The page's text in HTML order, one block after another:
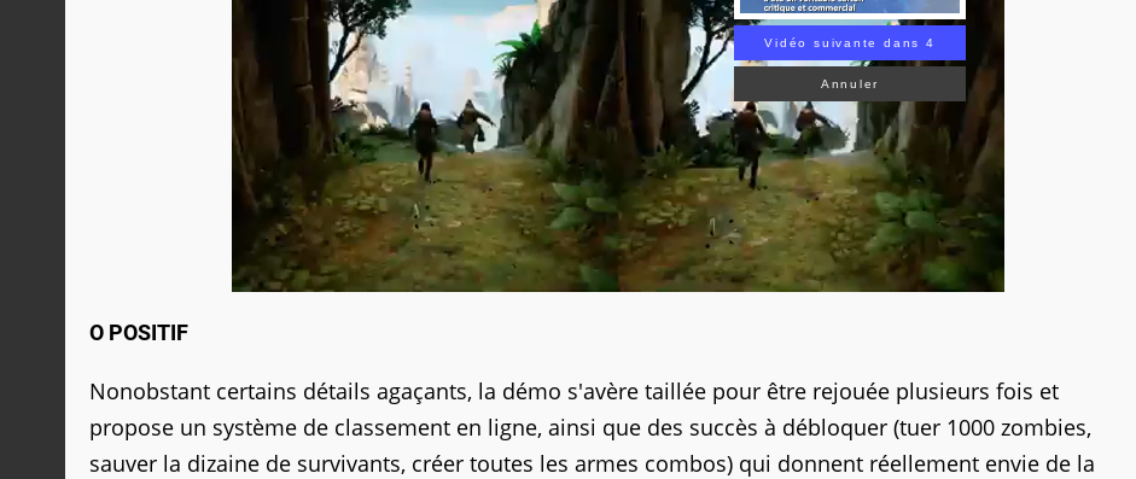
Vidéo suivante dans 3
Annuler
O POSITIF
Nonobstant certains détails agaçants, la démo s'avère taillée pour être rejouée plusieurs fois et
propose un système de classement en ligne, ainsi que des succès à débloquer (tuer 1000 zombies,
sauver la dizaine de survivants, créer toutes les armes combos) qui donnent réellement envie de la